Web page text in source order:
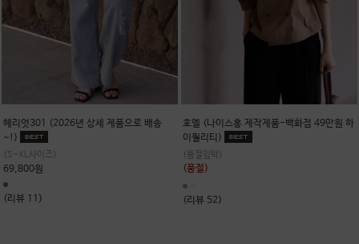
헤리엇301 (2026년 상세 제품으로 배송
~!)
(S~XL사이즈)
69,800원
(리뷰 11)
호엘 (나이스홍 제작제품-백화점 49만원 하
이퀄리티)
(품절임박)
(품절)
(리뷰 52)